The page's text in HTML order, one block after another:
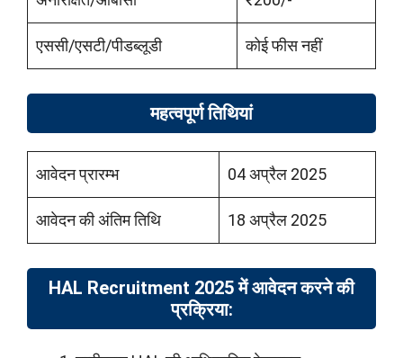
एससी/एसटी/पीडब्लूडी कोई फीस नहीं
महत्वपूर्ण तिथियां
आवेदन प्रारम्भ 04 अप्रैल 2025
आवेदन की अंतिम तिथि 18 अप्रैल 2025
HAL Recruitment 2025 में आवेदन करने की
प्रक्रिया: